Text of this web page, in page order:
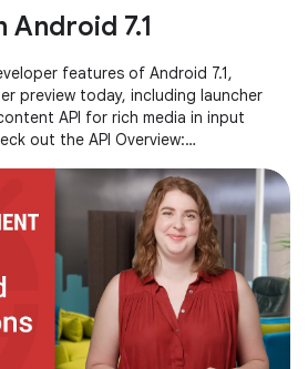
Android 7.1
features of Android 7.1,
preview today, including launcher
API for rich media in input
out the API Overview: